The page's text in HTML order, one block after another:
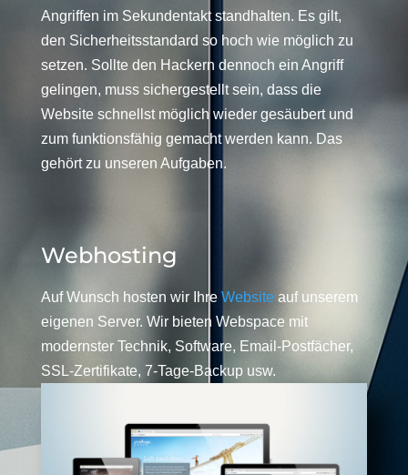
Angriffen im Sekundentakt standhalten. Es gilt,
den Sicherheitsstandard so hoch wie möglich zu
setzen. Sollte den Hackern dennoch ein Angriff
gelingen, muss sichergestellt sein, dass die
Website schnellst möglich wieder gesäubert und
zum funktionsfähig gemacht werden kann. Das
gehört zu unseren Aufgaben.
Webhosting
Auf Wunsch hosten wir Ihre Website auf unserem
eigenen Server. Wir bieten Webspace mit
modernster Technik, Software, Email-Postfächer,
SSL-Zertifikate, 7-Tage-Backup usw.